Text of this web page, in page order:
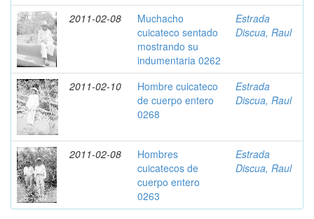
2011-02-08
Muchacho
cuicateco sentado
mostrando su
indumentaria 0262
Estrada
Discua, Raul
2011-02-10
Hombre cuicateco
de cuerpo entero
0268
Estrada
Discua, Raul
2011-02-08
Hombres
cuicatecos de
cuerpo entero
0263
Estrada
Discua, Raul